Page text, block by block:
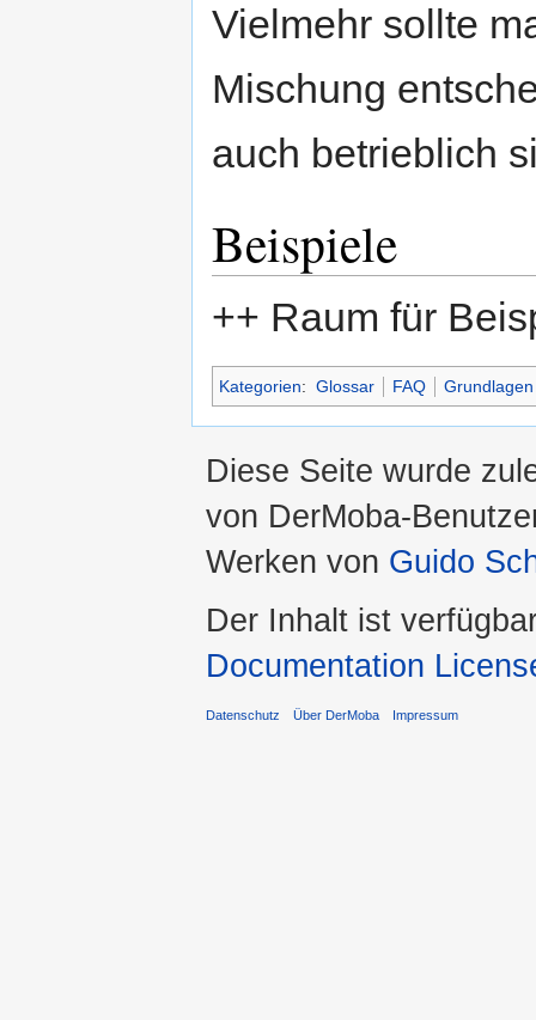
Vielmehr sollte
Mischung
auch betrieblich
Beispiele
++ Raum für
Kategorien: Glossar FAQ Grundlagen
Diese Seite wurde
von DerMoba-
Werken von Guido
Der Inhalt ist
Documentation
Datenschutz Über DerMoba Impressum